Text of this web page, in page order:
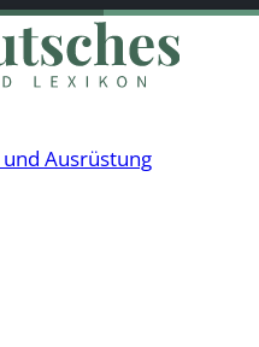
Ausrüstung
und Ausrüstung